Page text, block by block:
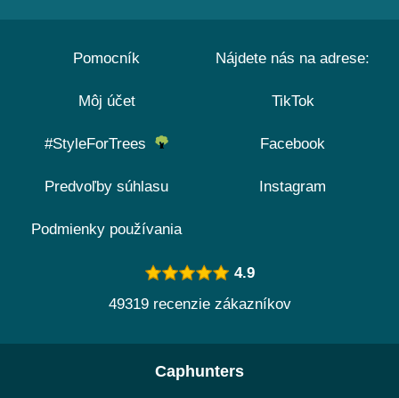
Pomocník
Môj účet
#StyleForTrees
Predvoľby súhlasu
Podmienky používania
Nájdete nás na adrese:
TikTok
Facebook
Instagram
4.9
49319 recenzie zákazníkov
Caphunters